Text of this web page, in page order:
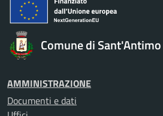
Comune di Sant'Antimo
AMMINISTRAZIONE
Documenti e dati